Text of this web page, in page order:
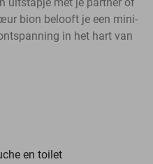
bion belooft je een mini-
in het hart van
en toilet